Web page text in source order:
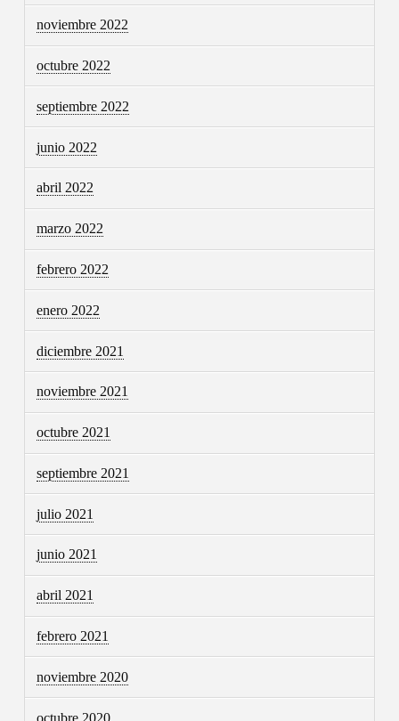
noviembre 2022
octubre 2022
septiembre 2022
junio 2022
abril 2022
marzo 2022
febrero 2022
enero 2022
diciembre 2021
noviembre 2021
octubre 2021
septiembre 2021
julio 2021
junio 2021
abril 2021
febrero 2021
noviembre 2020
octubre 2020